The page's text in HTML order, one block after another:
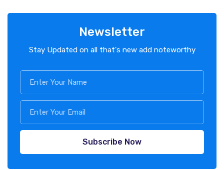
Newsletter
Stay Updated on all that's new add noteworthy
Subscribe Now